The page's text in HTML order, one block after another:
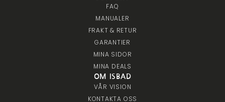
FAQ
MANUALER
FRAKT & RETUR
GARANTIER
MINA SIDOR
MINA DEALS
OM ISBAD
VÅR VISION
KONTAKTA OSS